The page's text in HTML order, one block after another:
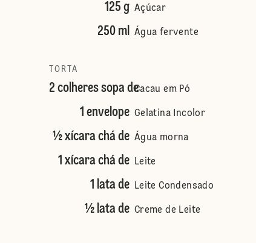
125 g Açúcar
250 ml Água fervente
TORTA
2 colheres sopa deCacau em Pó
1 envelope Gelatina Incolor
½ xícara chá de Água morna
1 xícara chá de Leite
1 lata de Leite Condensado
½ lata de Creme de Leite